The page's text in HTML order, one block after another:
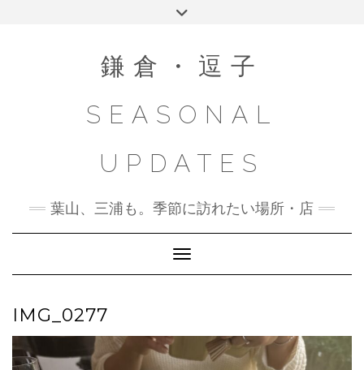
鎌倉・逗子
SEASONAL
UPDATES
葉山、三浦も。季節に訪れたい場所・店
Toggle Navigation
IMG_0277